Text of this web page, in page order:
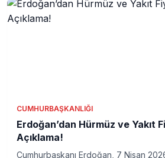
CUMHURBAŞKANLIĞI
Erdoğan’dan Hürmüz ve Yakıt
Açıklama!
Cumhurbaşkanı Erdoğan, 7 Nisan